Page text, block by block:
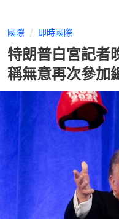
國際 即時國際
特朗普白宮記
稱無意再次參加